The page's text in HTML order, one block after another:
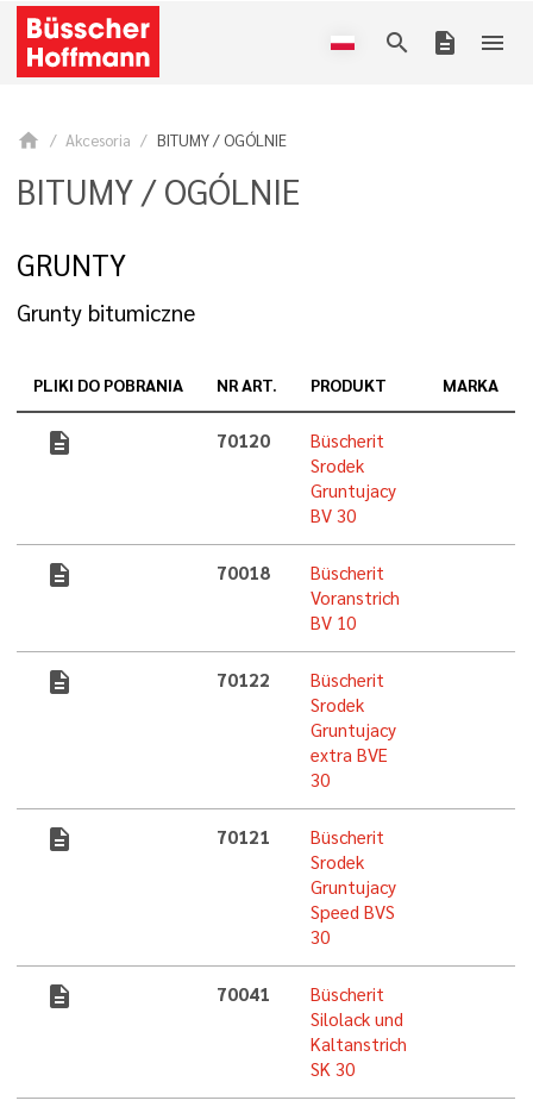
search description menu
home Akcesoria BITUMY / OGÓLNIE
BITUMY / OGÓLNIE
GRUNTY
Grunty bitumiczne
PLIKI DO POBRANIA NR ART. PRODUKT MARKA
description 70120
Büscherit
Srodek
Gruntujacy
BV 30
description 70018
Büscherit
Voranstrich
BV 10
description 70122
Büscherit
Srodek
Gruntujacy
extra BVE
30
description 70121
Büscherit
Srodek
Gruntujacy
Speed BVS
30
description 70041
Büscherit
Silolack und
Kaltanstrich
SK 30